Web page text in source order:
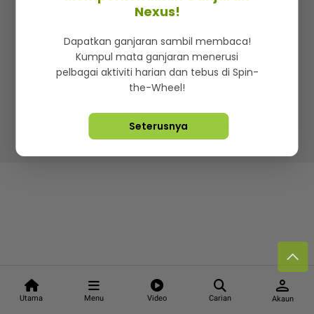
Utama Menu Video Carian
person
Akaun
Iklan di SMG360
Terma & Syarat Dasar Privasi
Lebih hot, viral dan sensasi
Hakcipta Terpelihara ©2026. Star Media Group Berhad
Nexus!
Dapatkan ganjaran sambil membaca!
Kumpul mata ganjaran menerusi
pelbagai aktiviti harian dan tebus di Spin-
the-Wheel!
Seterusnya